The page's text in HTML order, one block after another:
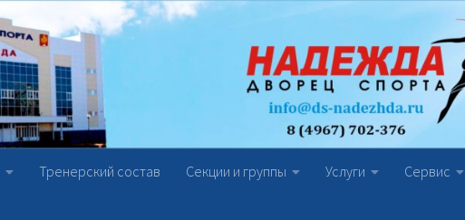
Тренерский состав Секции и группы Услуги Сервис